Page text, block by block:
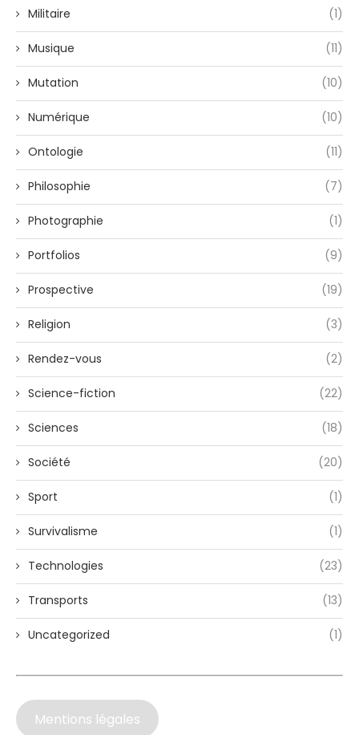
Militaire (1)
Musique (11)
Mutation (10)
Numérique (10)
Ontologie (11)
Philosophie (7)
Photographie (1)
Portfolios (9)
Prospective (19)
Religion (3)
Rendez-vous (2)
Science-fiction (22)
Sciences (18)
Société (20)
Sport (1)
Survivalisme (1)
Technologies (23)
Transports (13)
Uncategorized (1)
Mentions légales